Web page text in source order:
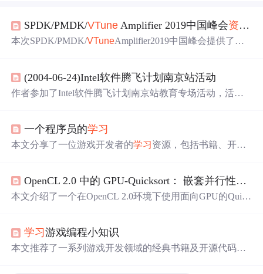
SPDK/PMDK/VTune Amplifier 2019中国峰会资料
本次SPDK/PMDK/VTuneAmplifier2019中国峰会提供了丰
容，由行业专家深入讲解。
(2004-06-24)Intel软件腾飞计划南京站活动
作者参加了Intel软件腾飞计划南京站教育专场活动，活动
等硬件技术。作者试用了试用版软件，安装Intel C++ Comp
iler较顺利，VTune还不会用。
一个程序员的学习
本文分享了一位游戏开发者的学习资源，包括书籍、开源
OpenCL 2.0 中的 GPU-Quicksort： 嵌套并行性和工作组扫描函数
本文介绍了一个在OpenCL 2.0环境下使用面向GPU的Quick
时，提供了使用面向OpenCL的英特尔工具的指南，包括Int
el SDK和VTuneAmplifier XE等工具，以帮助开发者分析
学习游戏编程小知识
本文推荐了一系列游戏开发领域的经典书籍及开源代码，